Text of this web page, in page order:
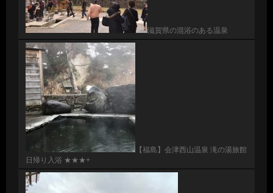
滋賀県の混浴のある温泉
【福島】会津西山温泉 滝の湯旅館
日帰り入浴 ★★★+